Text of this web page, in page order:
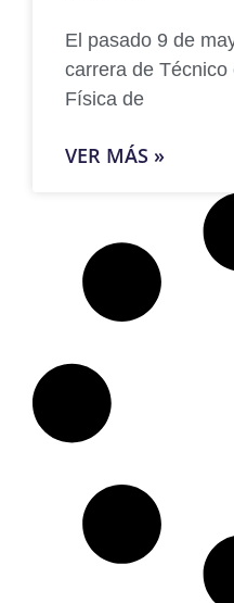
El pasado 9 de
carrera de Técnico
Física de
VER MÁS »